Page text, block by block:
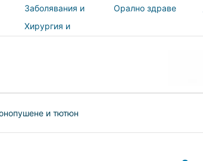
Заболявания и
лечения
Орално здраве
Хирургия и
и тютюн